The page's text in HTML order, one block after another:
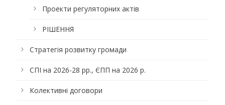
Проекти регуляторних актів
РІШЕННЯ
Стратегія розвитку громади
СПІ на 2026-28 рр., ЄПП на 2026 р.
Колективні договори